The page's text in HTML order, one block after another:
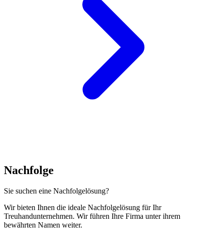
Nachfolge
Sie suchen eine Nachfolgelösung?
Wir bieten Ihnen die ideale Nachfolgelösung für Ihr
Treuhandunternehmen. Wir führen Ihre Firma unter ihrem
bewährten Namen weiter.